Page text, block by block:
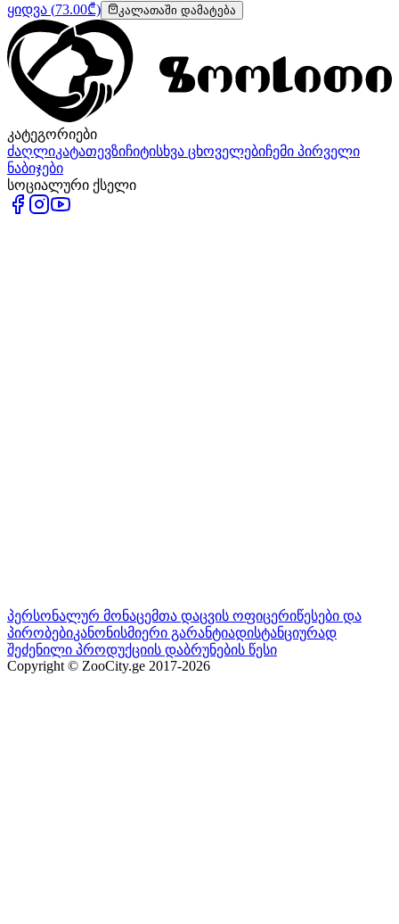
ყიდვა (73.00₾) კალათაში დამატება
კატეგორიები
ძაღლიკატათევზიჩიტისხვა ცხოველებიჩემი პირველი
ნაბიჯები
სოციალური ქსელი
პერსონალურ მონაცემთა დაცვის ოფიცერიწესები და
პირობებიკანონისმიერი გარანტიადისტანციურად
შეძენილი პროდუქციის დაბრუნების წესი
Copyright © ZooCity.ge 2017-2026